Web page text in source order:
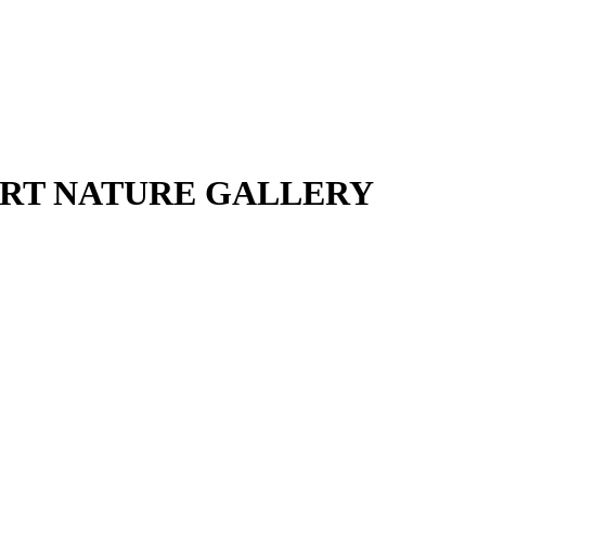
NATURE GALLERY